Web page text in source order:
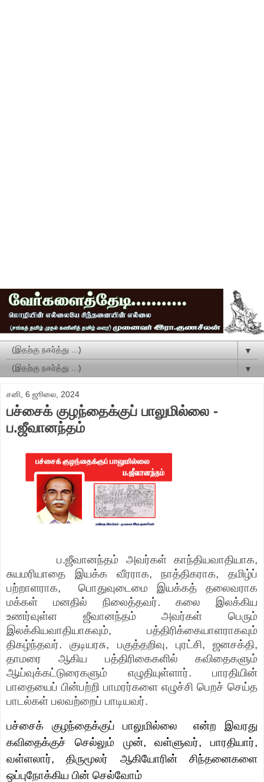
▼
▼
சனி, 6 ஜூலை, 2024
பச்சைக் குழந்தைக்குப் பாலுமில்லை -
ப.ஜீவானந்தம்
ப.ஜீவானந்தம் அவர்கள் காந்தியவாதியாக,
சுயமரியாதை இயக்க வீரராக,நாத்திகராக, தமிழ்ப்
பற்றாளராக, பொதுவுடைமை இயக்கத் தலைவராக
மக்கள் மனதில் நிலைத்தவர். கலை இலக்கிய
உணர்வுள்ள ஜீவானந்தம் அவர்கள் பெரும்
இலக்கியவாதியாகவும், பத்திரிக்கையாளராகவும்
திகழ்ந்தவர். குடியரசு, பகுத்தறிவு, புரட்சி, ஜனசக்தி,
தாமரை ஆகிய பத்திரிகைகளில் கவிதைகளும்
ஆய்வுக்கட்டுரைகளும் எழுதியுள்ளார். பாரதியின்
பாதையைப் பின்பற்றி பாமரர்களை எழுச்சி பெறச் செய்த
பாடல்கள் பலவற்றைப் பாடியவர்.
பச்சைக் குழந்தைக்குப் பாலுமில்லை
என்ற இவரது
கவிதைக்குச் செல்லும் முன்,வள்ளுவர், பாரதியார்,
வள்ளலார்,திருமூலர் ஆகியோரின் சிந்தனைகளை
ஒப்புநோக்கிய பின் செல்வோம்